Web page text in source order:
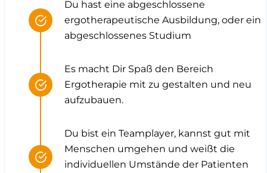
Du hast eine abgeschlossene
ergotherapeutische Ausbildung, oder ein
abgeschlossenes Studium
Es macht Dir Spaß den Bereich
Ergotherapie mit zu gestalten und neu
aufzubauen.
Du bist ein Teamplayer, kannst gut mit
Menschen umgehen und weißt die
individuellen Umstände der Patienten